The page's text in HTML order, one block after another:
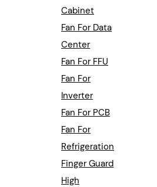
Cabinet
Fan For Data
Center
Fan For FFU
Fan For
Inverter
Fan For PCB
Fan For
Refrigeration
Finger Guard
High